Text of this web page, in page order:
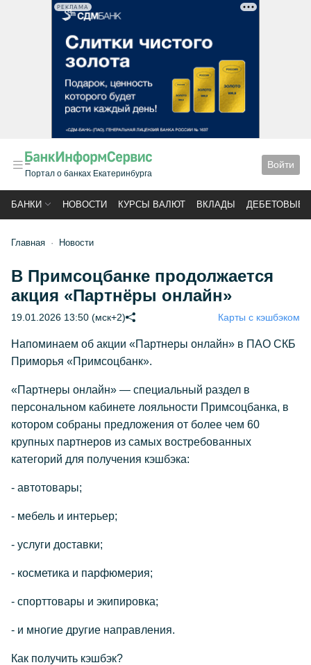
РЕКЛАМА
Портал о банках Екатеринбурга
Войти
БАНКИ НОВОСТИ КУРСЫ ВАЛЮТ ВКЛАДЫ ДЕБЕТОВЫЕ
Главная Новости
В Примсоцбанке продолжается
акция «Партнёры онлайн»
19.01.2026 13:50 (мск+2) Карты с кэшбэком
Напоминаем об акции «Партнеры онлайн» в ПАО СКБ
Приморья «Примсоцбанк».
«Партнеры онлайн» — специальный раздел в
персональном кабинете лояльности Примсоцбанка, в
котором собраны предложения от более чем 60
крупных партнеров из самых востребованных
категорий для получения кэшбэка:
- автотовары;
- мебель и интерьер;
- услуги доставки;
- косметика и парфюмерия;
- спорттовары и экипировка;
- и многие другие направления.
Как получить кэшбэк?